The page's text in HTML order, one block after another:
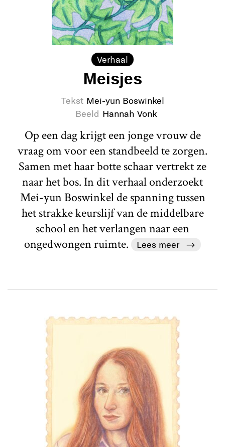
Verhaal
Meisjes
Tekst Mei-yun Boswinkel
Beeld Hannah Vonk
Op een dag krijgt een jonge vrouw de
vraag om voor een standbeeld te zorgen.
Samen met haar botte schaar vertrekt ze
naar het bos. In dit verhaal onderzoekt
Mei-yun Boswinkel de spanning tussen
het strakke keurslijf van de middelbare
school en het verlangen naar een
ongedwongen ruimte.
Lees meer